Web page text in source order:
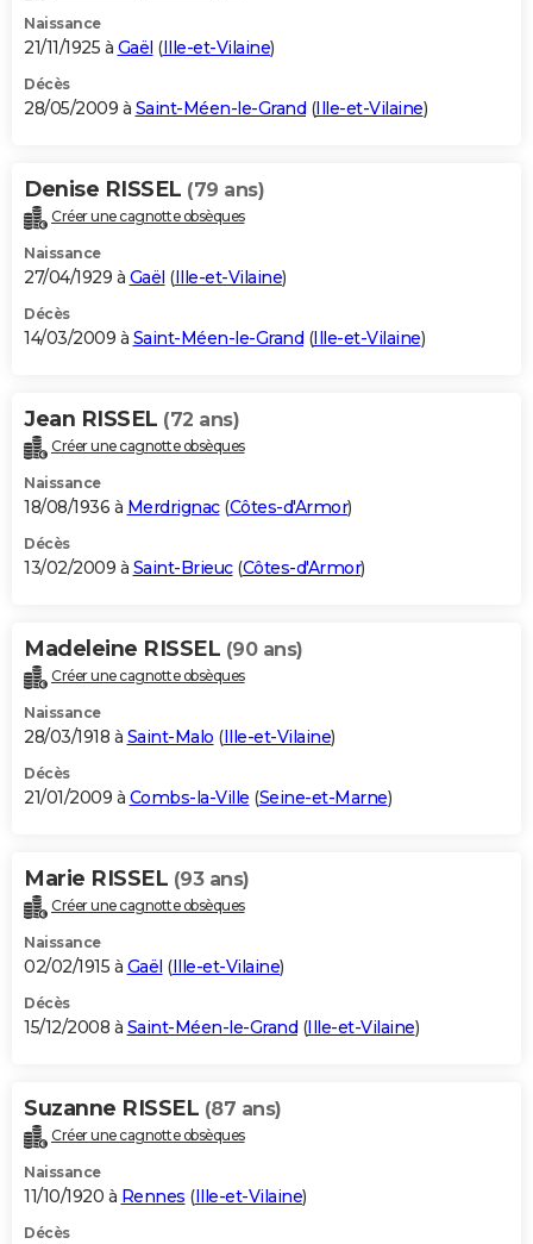
Naissance
21/11/1925 à Gaël (Ille-et-Vilaine)
Décès
28/05/2009 à Saint-Méen-le-Grand (Ille-et-Vilaine)
Denise RISSEL (79 ans)
Créer une cagnotte obsèques
Naissance
27/04/1929 à Gaël (Ille-et-Vilaine)
Décès
14/03/2009 à Saint-Méen-le-Grand (Ille-et-Vilaine)
Jean RISSEL (72 ans)
Créer une cagnotte obsèques
Naissance
18/08/1936 à Merdrignac(Côtes-d'Armor)
Décès
13/02/2009 à Saint-Brieuc(Côtes-d'Armor)
Madeleine RISSEL (90 ans)
Créer une cagnotte obsèques
Naissance
28/03/1918 à Saint-Malo (Ille-et-Vilaine)
Décès
21/01/2009 à Combs-la-Ville (Seine-et-Marne)
Marie RISSEL (93 ans)
Créer une cagnotte obsèques
Naissance
02/02/1915 à Gaël (Ille-et-Vilaine)
Décès
15/12/2008 à Saint-Méen-le-Grand (Ille-et-Vilaine)
Suzanne RISSEL (87 ans)
Créer une cagnotte obsèques
Naissance
11/10/1920 à Rennes (Ille-et-Vilaine)
Décès